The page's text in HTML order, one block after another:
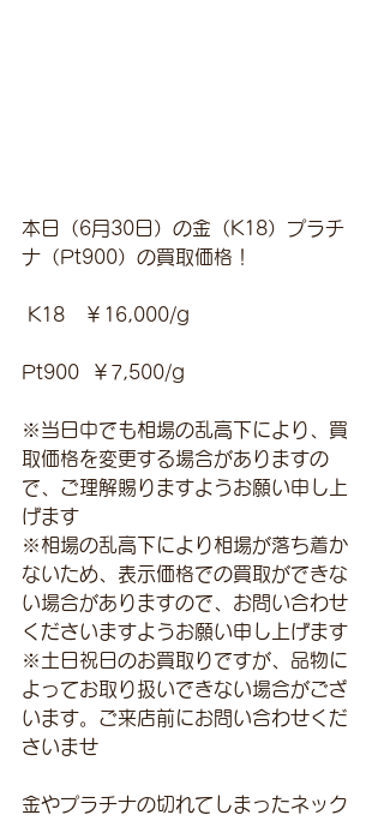
本日（6月30日）の金（K18）プラチ
ナ（Pt900）の買取価格！
K18　￥16,000/g
Pt900  ￥7,500/g
※当日中でも相場の乱高下により、買
取価格を変更する場合がありますの
で、ご理解賜りますようお願い申し上
げます
※相場の乱高下により相場が落ち着か
ないため、表示価格での買取ができな
い場合がありますので、お問い合わせ
くださいますようお願い申し上げます
※土日祝日のお買取りですが、品物に
よってお取り扱いできない場合がござ
います。ご来店前にお問い合わせくだ
さいませ
金やプラチナの切れてしまったネック